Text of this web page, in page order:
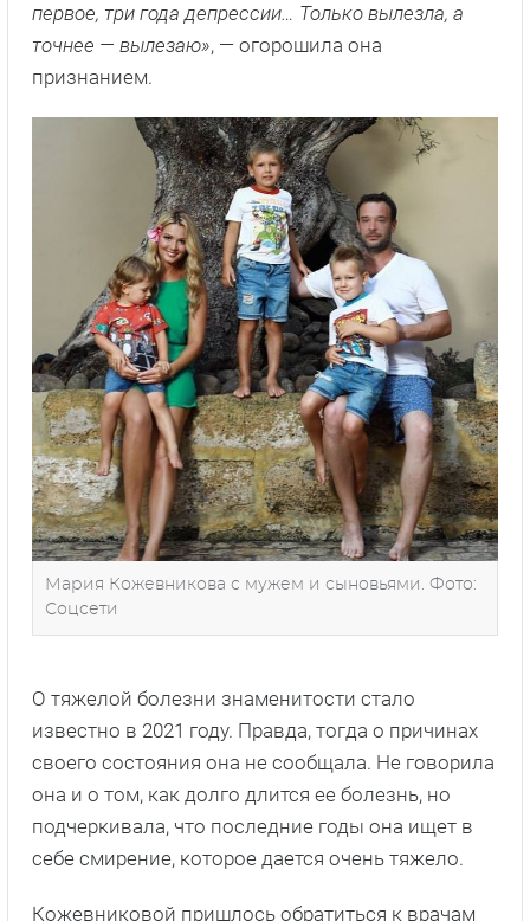
первое, три года депрессии… Только вылезла, а
точнее — вылезаю», — огорошила она
признанием.
Мария Кожевникова с мужем и сыновьями. Фото:
Соцсети
О тяжелой болезни знаменитости стало
известно в 2021 году. Правда, тогда о причинах
своего состояния она не сообщала. Не говорила
она и о том, как долго длится ее болезнь, но
подчеркивала, что последние годы она ищет в
себе смирение, которое дается очень тяжело.
Кожевниковой пришлось обратиться к врачам